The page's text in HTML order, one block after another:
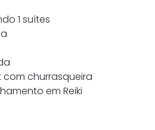
1 suítes
churrasqueira
em Reiki